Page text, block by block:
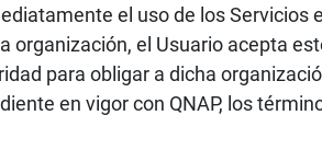
el uso de los Servicios
organización, el Usuario acepta
para obligar a dicha
en vigor con QNAP, los